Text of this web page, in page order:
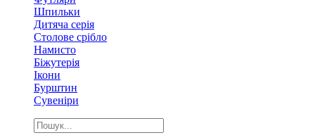
Шпильки
Дитяча серія
Столове срібло
Намисто
Біжутерія
Ікони
Бурштин
Сувеніри